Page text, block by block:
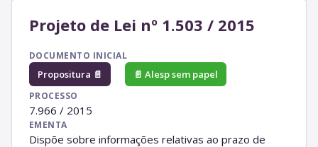
Projeto de Lei nº 1.503 / 2015
DOCUMENTO INICIAL
Propositura 📄 📄 Alesp sem papel
PROCESSO
7.966 / 2015
EMENTA
Dispõe sobre informações relativas ao prazo de